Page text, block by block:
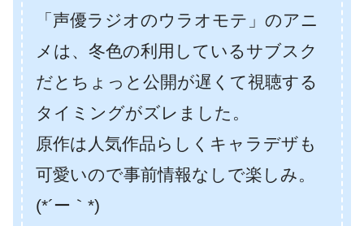
「声優ラジオのウラオモテ」のアニ
メは、冬色の利用しているサブスク
だとちょっと公開が遅くて視聴する
タイミングがズレました。
原作は人気作品らしくキャラデザも
可愛いので事前情報なしで楽しみ。
(*´ー｀*)